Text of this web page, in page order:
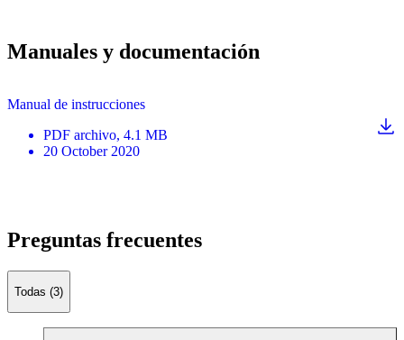
Manuales y documentación
Manual de instrucciones
PDF archivo, 4.1 MB
20 October 2020
Preguntas frecuentes
Todas (3)